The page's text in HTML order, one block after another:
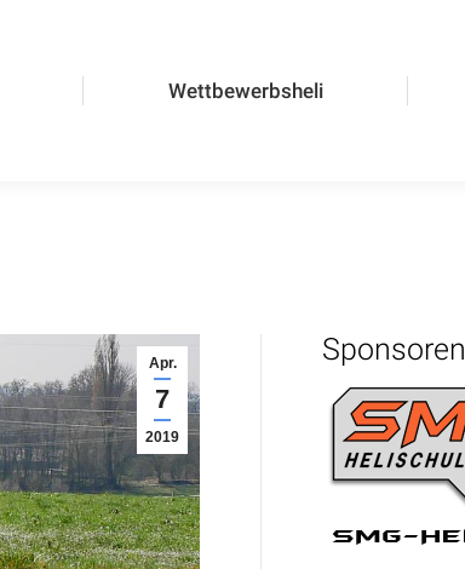
Wettbewerbsheli
Apr.
7
2019
Sponsoren